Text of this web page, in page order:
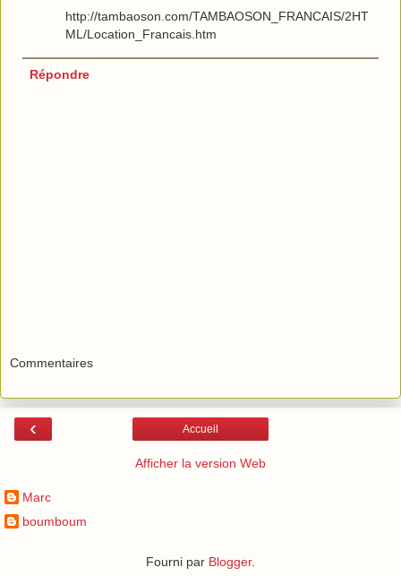
http://tambaoson.com/TAMBAOSON_FRANCAIS/2HT
ML/Location_Francais.htm
Répondre
Commentaires
‹ Accueil
Afficher la version Web
Marc
boumboum
Fourni par Blogger.